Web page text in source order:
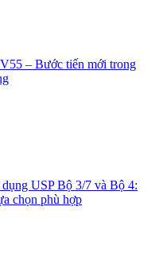
– Bước tiến mới trong
USP Bộ 3/7 và Bộ 4:
chọn phù hợp